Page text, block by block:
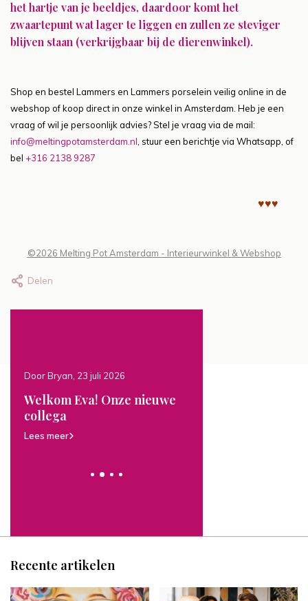
het hartje van je beeldjes, daardoor komt het
zwaartepunt wat lager te liggen en zullen ze steviger
blijven staan (verkrijgbaar bij de dierenwinkel).
Shop en bestel Lammers en Lammers porselein veilig online in de
webshop of koop direct in onze winkel in Amsterdam. Heb je een
vraag of wil je persoonlijk advies? Stel je vraag via de mail:
info@meltingpotamsterdam.nl, stuur een berichtje via Whatsapp, of
bel +316 2138 9287
♥♥♥
©2026 Melting Pot Amsterdam - Interieurwinkel & Webshop
Delen
Door Bryan, 23 juli 2026
Welkom Eva! Onze nieuwe
collega
Lees meer
Recente artikelen